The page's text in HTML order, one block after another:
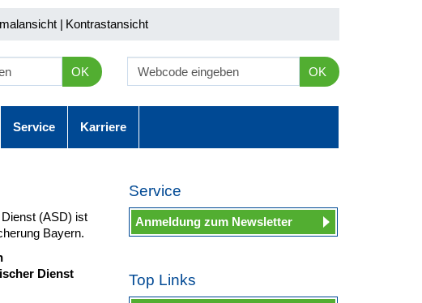
| Kontrastansicht
OK OK
Service Karriere
(ASD) ist
Bayern.
Dienst
Service
Anmeldung zum Newsletter
Top Links